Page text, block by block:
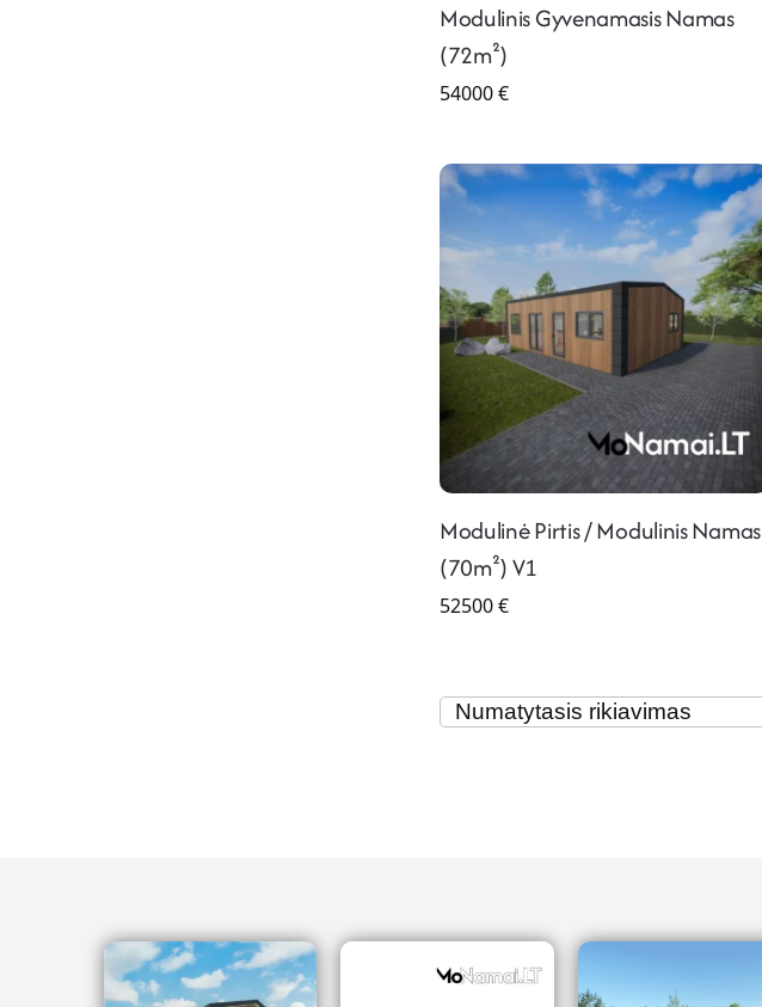
Modulinis Gyvenamasis Namas
(72m²)
54000€
Modulinė Pirtis / Modulinis Namas
(70m²) V1
52500€